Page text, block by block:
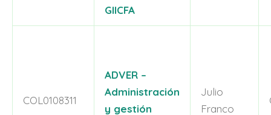
GIICFA
COL0108311
ADVER –
Administración
y gestión
Julio
Franco